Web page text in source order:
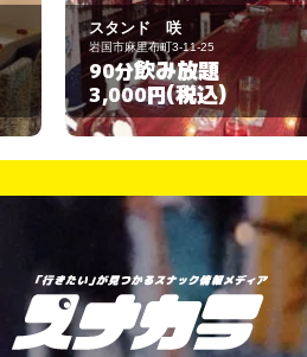
Eternal
岩国市玖珂町5050-1
60分飲み放題
3,000円(税込)